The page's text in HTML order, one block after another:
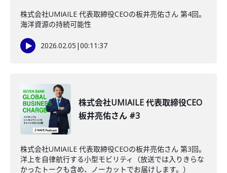
株式会社UMIAILE 代表取締役CEOの板井亮佑さん 第4回。
海洋資源の持続可能性
2026.02.05 |00:11:37
株式会社UMIAILE 代表取締役CEO
板井亮佑さん #3
株式会社UMIAILE 代表取締役CEOの板井亮佑さん 第3回。
洋上を自律航行する小型モビリティ（放送では入りきらな
かったトークも含め、ノーカットでお届けします。）